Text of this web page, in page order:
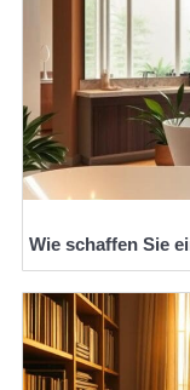
Wie schaffen Sie